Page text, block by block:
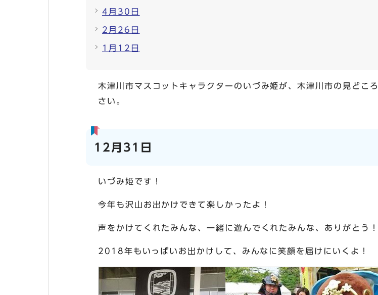
4月30日
2月26日
1月12日
木津川市マスコットキャラクターのいづみ姫が、木津川市の見どこ
さい。
12月31日
いづみ姫です！
今年も沢山お出かけできて楽しかったよ！
声をかけてくれたみんな、一緒に遊んでくれたみんな、ありがとう！
2018年もいっぱいお出かけして、みんなに笑顔を届けにいくよ！